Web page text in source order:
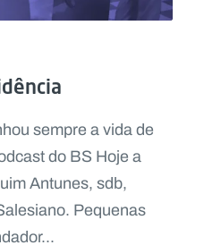
sempre a vida de
do BS Hoje a
Antunes, sdb,
Pequenas